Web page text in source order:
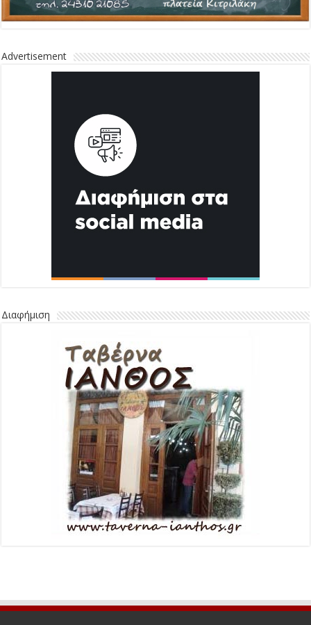
Advertisement
Διαφήμιση